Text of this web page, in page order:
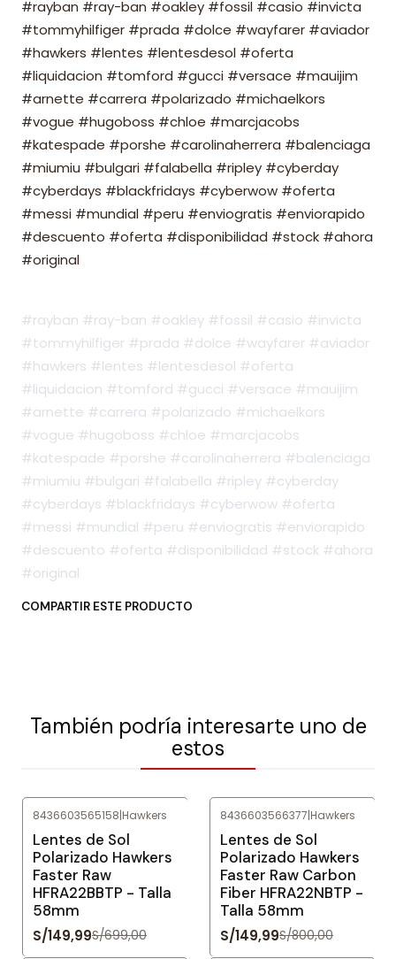
#rayban #ray-ban #oakley #fossil #casio #invicta
#tommyhilfiger #prada #dolce #wayfarer #aviador
#hawkers #lentes #lentesdesol #oferta
#liquidacion #tomford #gucci #versace #mauijim
#arnette #carrera #polarizado #michaelkors
#vogue #hugoboss #chloe #marcjacobs
#katespade #porshe #carolinaherrera #balenciaga
#miumiu #bulgari #falabella #ripley #cyberday
#cyberdays #blackfridays #cyberwow #oferta
#messi #mundial #peru #enviogratis #enviorapido
#descuento #oferta #disponibilidad #stock #ahora
#original
#rayban #ray-ban #oakley #fossil #casio #invicta
#tommyhilfiger #prada #dolce #wayfarer #aviador
#hawkers #lentes #lentesdesol #oferta
#liquidacion #tomford #gucci #versace #mauijim
#arnette #carrera #polarizado #michaelkors
#vogue #hugoboss #chloe #marcjacobs
#katespade #porshe #carolinaherrera #balenciaga
#miumiu #bulgari #falabella #ripley #cyberday
#cyberdays #blackfridays #cyberwow #oferta
#messi #mundial #peru #enviogratis #enviorapido
#descuento #oferta #disponibilidad #stock #ahora
#original
COMPARTIR ESTE PRODUCTO
También podría interesarte uno de
estos
8436603565158|Hawkers
Lentes de Sol
Polarizado Hawkers
Faster Raw
HFRA22BBTP - Talla
58mm
S/149,99S/699,00
8436603566377|Hawkers
Lentes de Sol
Polarizado Hawkers
Faster Raw Carbon
Fiber HFRA22NBTP -
Talla 58mm
S/149,99S/800,00